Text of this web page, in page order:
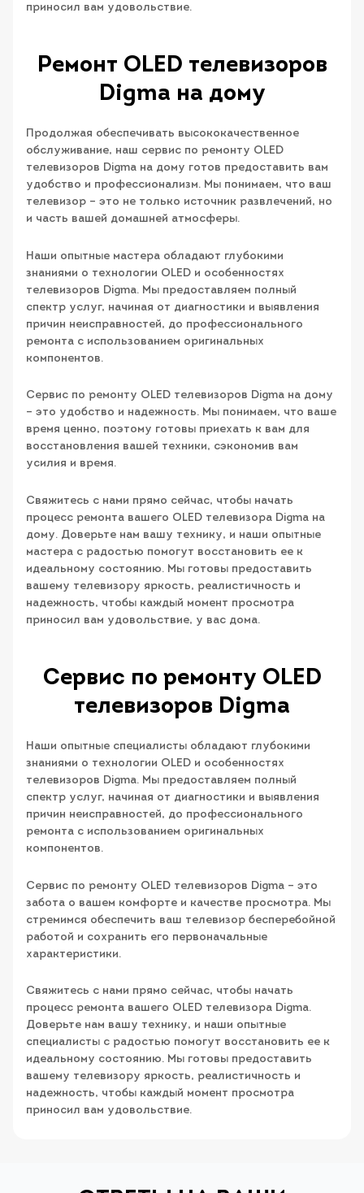
приносил вам удовольствие.
Ремонт OLED телевизоров
Digma на дому
Продолжая обеспечивать высококачественное
обслуживание, наш сервис по ремонту OLED
телевизоров Digma на дому готов предоставить вам
удобство и профессионализм. Мы понимаем, что ваш
телевизор – это не только источник развлечений, но
и часть вашей домашней атмосферы.
Наши опытные мастера обладают глубокими
знаниями о технологии OLED и особенностях
телевизоров Digma. Мы предоставляем полный
спектр услуг, начиная от диагностики и выявления
причин неисправностей, до профессионального
ремонта с использованием оригинальных
компонентов.
Сервис по ремонту OLED телевизоров Digma на дому
– это удобство и надежность. Мы понимаем, что ваше
время ценно, поэтому готовы приехать к вам для
восстановления вашей техники, сэкономив вам
усилия и время.
Свяжитесь с нами прямо сейчас, чтобы начать
процесс ремонта вашего OLED телевизора Digma на
дому. Доверьте нам вашу технику, и наши опытные
мастера с радостью помогут восстановить ее к
идеальному состоянию. Мы готовы предоставить
вашему телевизору яркость, реалистичность и
надежность, чтобы каждый момент просмотра
приносил вам удовольствие, у вас дома.
Сервис по ремонту OLED
телевизоров Digma
Наши опытные специалисты обладают глубокими
знаниями о технологии OLED и особенностях
телевизоров Digma. Мы предоставляем полный
спектр услуг, начиная от диагностики и выявления
причин неисправностей, до профессионального
ремонта с использованием оригинальных
компонентов.
Сервис по ремонту OLED телевизоров Digma – это
забота о вашем комфорте и качестве просмотра. Мы
стремимся обеспечить ваш телевизор бесперебойной
работой и сохранить его первоначальные
характеристики.
Свяжитесь с нами прямо сейчас, чтобы начать
процесс ремонта вашего OLED телевизора Digma.
Доверьте нам вашу технику, и наши опытные
специалисты с радостью помогут восстановить ее к
идеальному состоянию. Мы готовы предоставить
вашему телевизору яркость, реалистичность и
надежность, чтобы каждый момент просмотра
приносил вам удовольствие.